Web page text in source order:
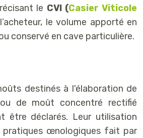
le CVI (Casier Viticole
le volume apporté en
conservé en cave particulière.
destinés à l'élaboration de
de moût concentré rectifié
être déclarés. Leur utilisation
pratiques œnologiques fait par